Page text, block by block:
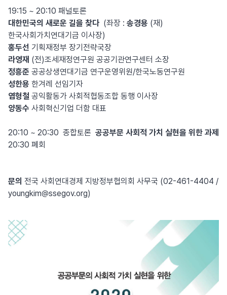
19:15 ~ 20:10 패널토론
대한민국의 새로운 길을 찾다 (좌장 : 송경용 (재)
한국사회가치연대기금 이사장)
홍두선 기획재정부 장기전략국장
라영재 (전)조세재정연구원 공공기관연구센터 소장
정흥준 공공상생연대기금 연구운영위원/한국노동연구원
성한용 한겨레 선임기자
염형철 공익활동가 사회적협동조합 동행 이사장
양동수 사회혁신기업 더함 대표
20:10 ~ 20:30 종합토론 공공부문 사회적 가치 실현을 위한 과제
20:30 폐회
문의 전국 사회연대경제 지방정부협의회 사무국 (02-461-4404 /
youngkim@ssegov.org)